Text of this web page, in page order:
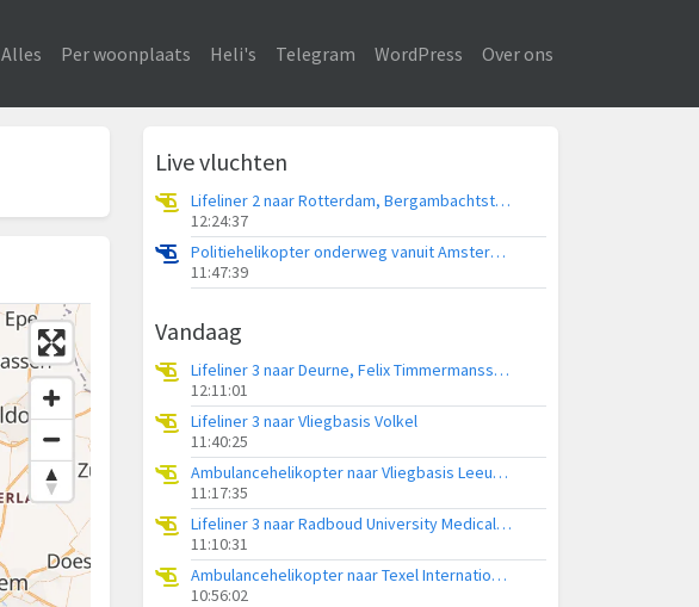
Alles Per woonplaats Heli's Telegram WordPress Over ons
Live vluchten
Lifeliner 2 naar Rotterdam, Bergambachtstraat
12:24:37
Politiehelikopter onderweg vanuit Amsterdam Vliegveld Schiphol
11:47:39
Vandaag
Lifeliner 3 naar Deurne, Felix Timmermansstraat
12:11:01
Lifeliner 3 naar Vliegbasis Volkel
11:40:25
Ambulancehelikopter naar Vliegbasis Leeuwarden
11:17:35
Lifeliner 3 naar Radboud University Medical Center Heliport
11:10:31
Ambulancehelikopter naar Texel International Airport
10:56:02